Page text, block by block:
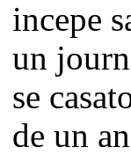
incepe
un
se
de un